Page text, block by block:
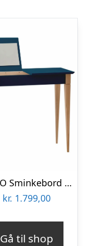
MIMO Sminkebord med spejl – 85x35cm Petrolblå
kr. 1.799,00
Gå til shop